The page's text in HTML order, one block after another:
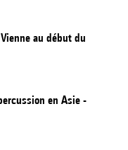
au début du
en Asie -